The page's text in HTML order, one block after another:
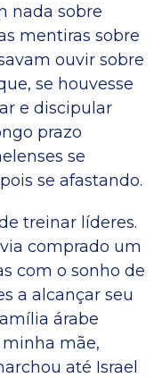
nada sobre
mentiras sobre
ouvir sobre
se houvesse
e discipular
prazo
se
se afastando.
treinar líderes.
comprado um
com o sonho de
a alcançar seu
árabe
mãe,
até Israel